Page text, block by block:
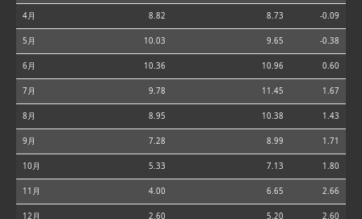
4月 8.82 8.73 -0.09
5月 10.03 9.65 -0.38
6月 10.36 10.96 0.60
7月 9.78 11.45 1.67
8月 8.95 10.38 1.43
9月 7.28 8.99 1.71
10月 5.33 7.13 1.80
11月 4.00 6.65 2.66
12月 2.60 5.20 2.60